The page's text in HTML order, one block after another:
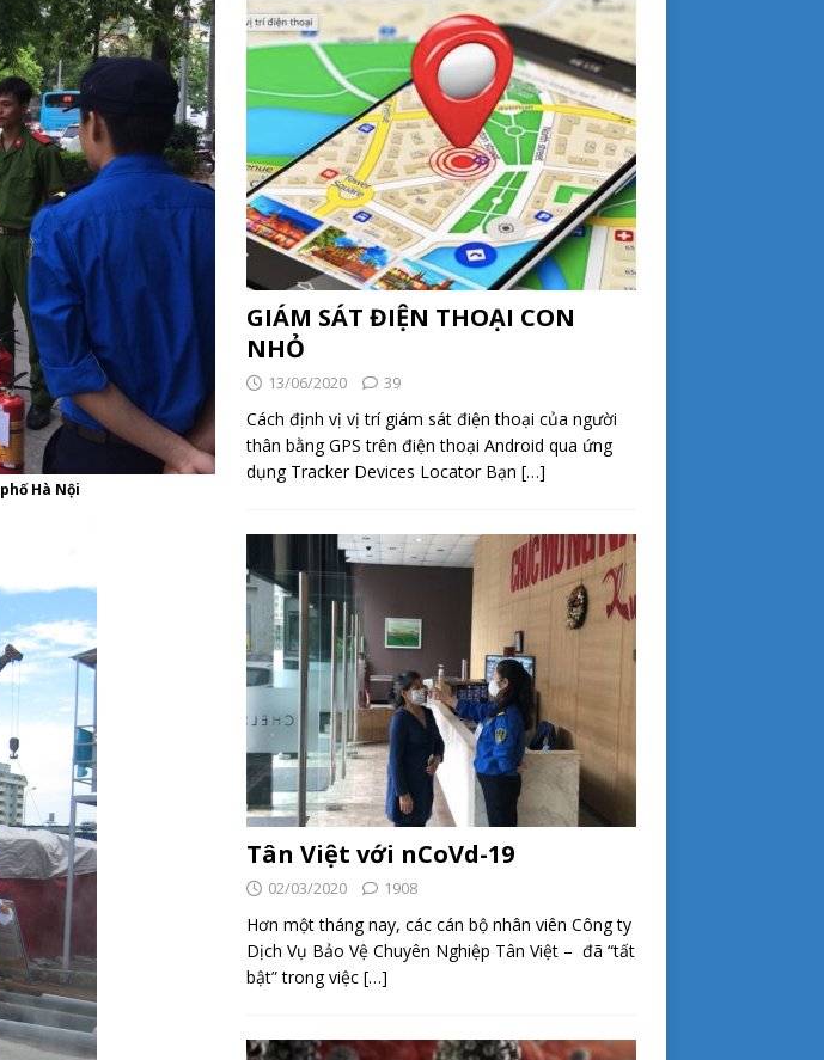
Hà Nội
GIÁM SÁT ĐIỆN THOẠI CON
NHỎ
13/06/2020 39
Cách định vị vị trí giám sát điện thoại của người
thân bằng GPS trên điện thoại Android qua ứng
dụng Tracker Devices Locator Bạn […]
Tân Việt với nCoVd-19
02/03/2020 1908
Hơn một tháng nay, các cán bộ nhân viên Công ty
Dịch Vụ Bảo Vệ Chuyên Nghiệp Tân Việt – đã “tất
bật” trong việc […]